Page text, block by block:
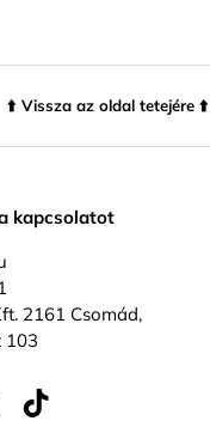
⬆️ Vissza az oldal tetejére ⬆️
kapcsolatot
2161 Csomád,
103
TikTok